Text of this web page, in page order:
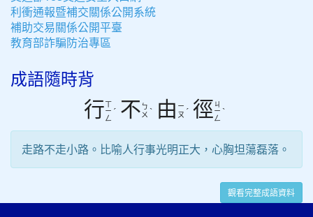
利衝通報暨補交關係公開系統
補助交易關係公開平臺
教育部詐騙防治專區
成語隨時背
行ㄒ
ㄧ
ㄥ
ˊ 不 ㄅ
ㄨ ˋ 由 ㄧ
ㄡ ˊ 徑 ㄐ
ㄧ
ㄥ
ˋ
走路不走小路。比喻人行事光明正大，心胸坦蕩磊落。
觀看完整成語資料